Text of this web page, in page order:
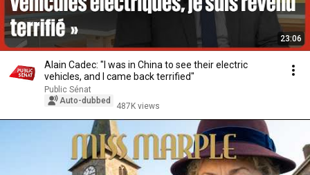
23:06
Alain Cadec: "I was in China to see their electric
vehicles, and I came back terrified"
Public Sénat
Auto-dubbed
487K views